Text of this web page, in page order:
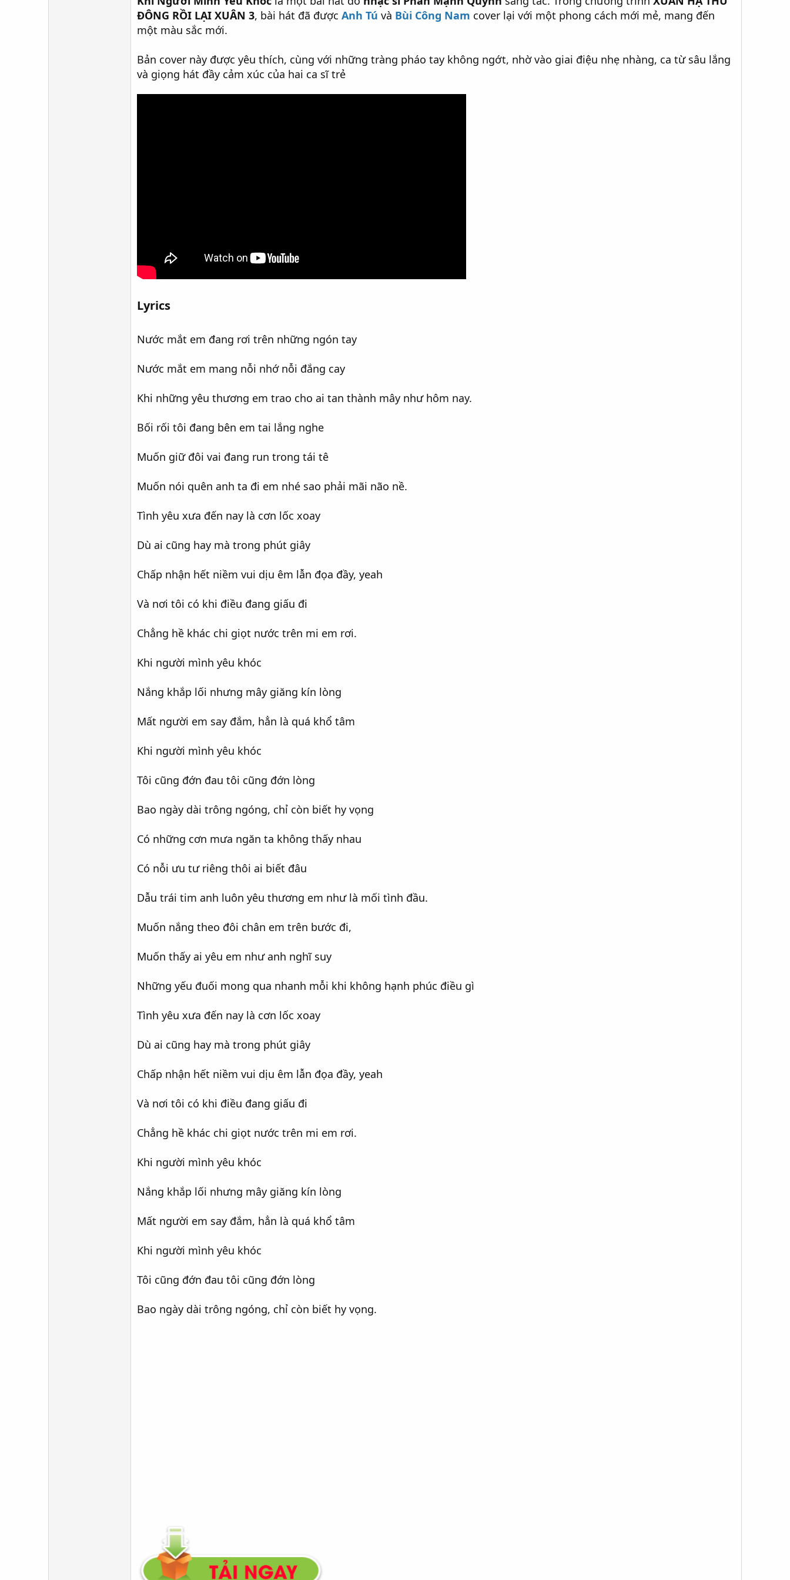
ĐÔNG RỒI LẠI XUÂN 3, bài hát đã được Anh Tú và Bùi Công Nam cover lại với một phong cách mới mẻ, mang đến
một màu sắc mới.
Bản cover này được yêu thích, cùng với những tràng pháo tay không ngớt, nhờ vào giai điệu nhẹ nhàng, ca từ sâu lắng
và giọng hát đầy cảm xúc của hai ca sĩ trẻ
Lyrics​
Nước mắt em đang rơi trên những ngón tay
Nước mắt em mang nỗi nhớ nỗi đắng cay
Khi những yêu thương em trao cho ai tan thành mây như hôm nay.
Bối rối tôi đang bên em tai lắng nghe
Muốn giữ đôi vai đang run trong tái tê
Muốn nói quên anh ta đi em nhé sao phải mãi não nề.
Tình yêu xưa đến nay là cơn lốc xoay
Dù ai cũng hay mà trong phút giây
Chấp nhận hết niềm vui dịu êm lẫn đọa đầy, yeah
Và nơi tôi có khi điều đang giấu đi
Chẳng hề khác chi giọt nước trên mi em rơi.
Khi người mình yêu khóc
Nắng khắp lối nhưng mây giăng kín lòng
Mất người em say đắm, hẳn là quá khổ tâm
Khi người mình yêu khóc
Tôi cũng đớn đau tôi cũng đớn lòng
Bao ngày dài trông ngóng, chỉ còn biết hy vọng
Có những cơn mưa ngăn ta không thấy nhau
Có nỗi ưu tư riêng thôi ai biết đâu
Dẫu trái tim anh luôn yêu thương em như là mối tình đầu.
Muốn nắng theo đôi chân em trên bước đi,
Muốn thấy ai yêu em như anh nghĩ suy
Những yếu đuối mong qua nhanh mỗi khi không hạnh phúc điều gì
Tình yêu xưa đến nay là cơn lốc xoay
Dù ai cũng hay mà trong phút giây
Chấp nhận hết niềm vui dịu êm lẫn đọa đầy, yeah
Và nơi tôi có khi điều đang giấu đi
Chẳng hề khác chi giọt nước trên mi em rơi.
Khi người mình yêu khóc
Nắng khắp lối nhưng mây giăng kín lòng
Mất người em say đắm, hẳn là quá khổ tâm
Khi người mình yêu khóc
Tôi cũng đớn đau tôi cũng đớn lòng
Bao ngày dài trông ngóng, chỉ còn biết hy vọng.